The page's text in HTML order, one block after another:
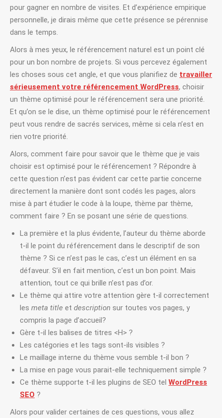
pour gagner en nombre de visites. Et d’expérience empirique
personnelle, je dirais même que cette présence se pérennise
dans le temps.
Alors à mes yeux, le référencement naturel est un point clé
pour un bon nombre de projets. Si vous percevez également
les choses sous cet angle, et que vous planifiez de travailler
sérieusement votre référencement WordPress, choisir
un thème optimisé pour le référencement sera une priorité.
Et qu’on se le dise, un thème optimisé pour le référencement
peut vous rendre de sacrés services, même si cela n’est en
rien votre priorité.
Alors, comment faire pour savoir que le thème que je vais
choisir est optimisé pour le référencement ? Répondre à
cette question n’est pas évident car cette partie concerne
directement la manière dont sont codés les pages, alors
mise à part étudier le code à la loupe, thème par thème,
comment faire ? En se posant une série de questions.
La première et la plus évidente, l’auteur du thème aborde
t-il le point du référencement dans le descriptif de son
thème ? Si ce n’est pas le cas, c’est un élément en sa
défaveur. S’il en fait mention, c’est un bon point. Mais
attention, tout ce qui brille n’est pas d’or.
Le thème qui attire votre attention gère t-il correctement
les meta title et description sur toutes vos pages, y
compris la page d’accueil?
Gère t-il les balises de titres <H> ?
Les catégories et les tags sont-ils visibles ?
Le maillage interne du thème vous semble t-il bon ?
La mise en page vous parait-elle techniquement simple ?
Ce thème supporte t-il les plugins de SEO tel WordPress
SEO ?
Alors pour valider certaines de ces questions, vous allez